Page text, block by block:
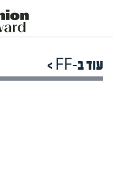
עוד ב-FF >